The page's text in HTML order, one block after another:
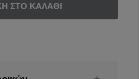
ΣΤΟ ΚΑΛΆΘΙ